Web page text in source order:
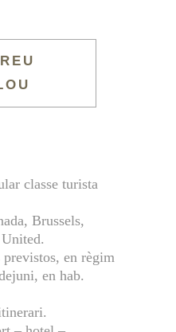
classe turista
Brussels,
en règim
en hab.